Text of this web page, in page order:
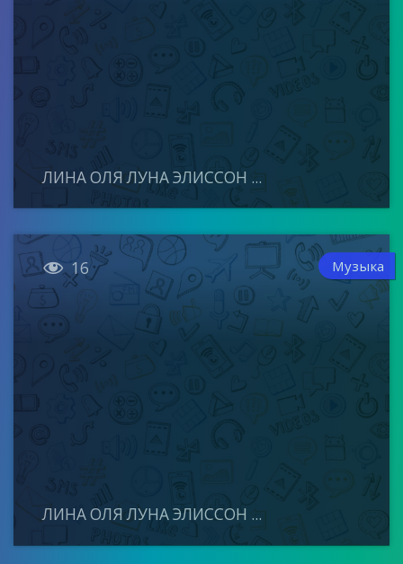
ЛИНА ОЛЯ ЛУНА ЭЛИССОН ...
 16 Музыка
ЛИНА ОЛЯ ЛУНА ЭЛИССОН ...